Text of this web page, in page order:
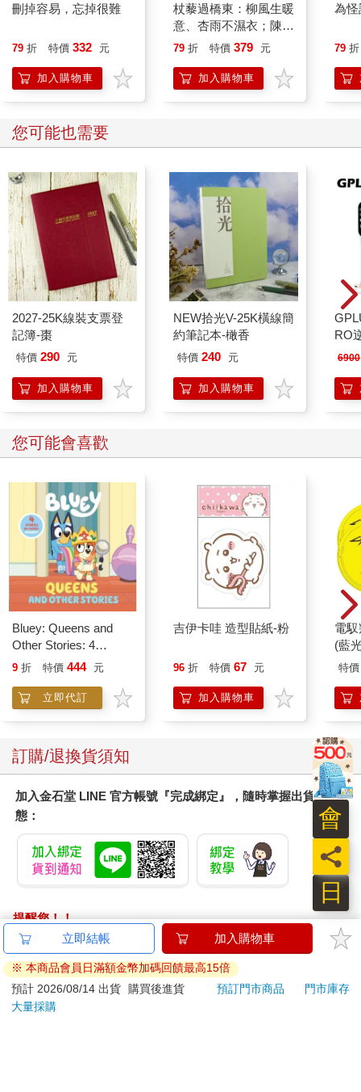
刪掉容易，忘掉很難
79 折 特價 332 元
加入購物車
杖藜過橋東：柳風生暖
意、杏雨不濕衣；陳亮
恭談以心轉境的適齡漫
79 折 特價 379 元
加入購物車
為怪
79 折
您可能也需要
2027-25K線裝支票登
記簿-棗
特價 290 元
加入購物車
NEW拾光V-25K橫線簡
約筆記本-橄香
特價 240 元
加入購物車
RO
6900
您可能會喜歡
Bluey: Queens and
Other Stories: 4
Stories in 1 Book.
9 折 特價 444 元
立即代訂
吉伊卡哇 造型貼紙-粉
96 折 特價 67 元
加入購物車
電
(藍
特價
訂購/退換貨須知
加入金石堂 LINE 官方帳號『完成綁定』，隨時掌握出貨動
態：
提醒您！！
金石堂及銀行均不會請您操作ATM! 如接獲電話要求您前往
ATM提款機，請不要聽從指示，以免受騙上當！
退換貨須知：
**提醒您，鑑賞期不等於試用期，退回商品須為全新狀態**
立即結帳 加入購物車
※ 本商品會員日滿額金幣加碼回饋最高15倍
預計 2026/08/14 出貨
購買後進貨 預訂門市商品
門市庫存
大量採購
日
員
會